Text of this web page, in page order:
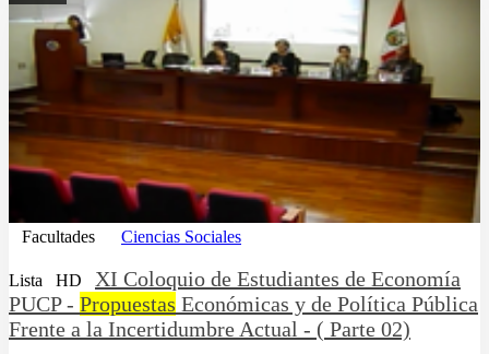
Facultades Ciencias Sociales
Lista HD
XI Coloquio de Estudiantes de Economía
PUCP - Propuestas Económicas y de Política Pública
Frente a la Incertidumbre Actual - ( Parte 02)